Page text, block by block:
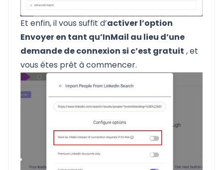
Et enfin, il vous suffit d’activer l’option
Envoyer en tant qu’InMail au lieu d’une
demande de connexion si c’est gratuit , et
vous êtes prêt à commencer.